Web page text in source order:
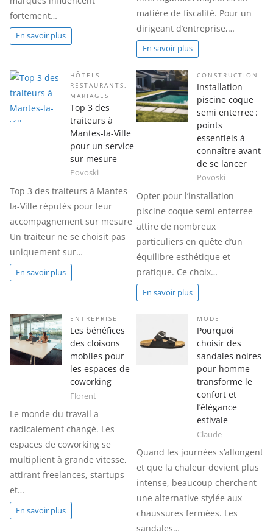
fortement…
En savoir plus
matière de fiscalité. Pour un
dirigeant d’entreprise,…
En savoir plus
HÔTELS
RESTAURANTS,
MARIAGES
Top 3 des
traiteurs à
Mantes-la-Ville
pour un service
sur mesure
Povoski
Top 3 des traiteurs à Mantes-
la-Ville réputés pour leur
accompagnement sur mesure
Un traiteur ne se choisit pas
uniquement sur…
En savoir plus
CONSTRUCTION
Installation
piscine coque
semi enterree :
points
essentiels à
connaître avant
de se lancer
Povoski
Opter pour l’installation
piscine coque semi enterree
attire de nombreux
particuliers en quête d’un
équilibre esthétique et
pratique. Ce choix…
En savoir plus
ENTREPRISE
Les bénéfices
des cloisons
mobiles pour
les espaces de
coworking
Florent
Le monde du travail a
radicalement changé. Les
espaces de coworking se
multiplient à grande vitesse,
attirant freelances, startups
et…
En savoir plus
MODE
Pourquoi
choisir des
sandales noires
pour homme
transforme le
confort et
l’élégance
estivale
Claude
Quand les journées s’allongent
et que la chaleur devient plus
intense, beaucoup cherchent
une alternative stylée aux
chaussures fermées. Les
sandales…